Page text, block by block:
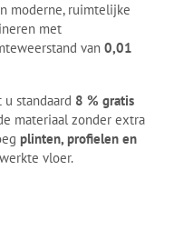
moderne, ruimtelijke
met
van 0,01
standaard 8 % gratis
materiaal zonder extra
plinten, profielen en
vloer.